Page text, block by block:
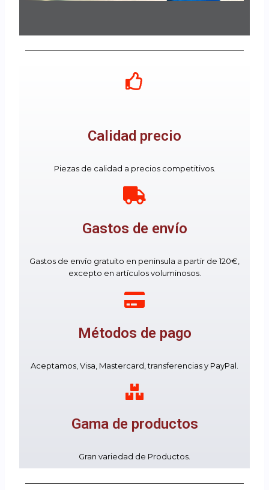
Calidad precio
Piezas de calidad a precios competitivos.
Gastos de envío
Gastos de envío gratuito en peninsula a partir de 120€,
excepto en artículos voluminosos.
Métodos de pago
Aceptamos, Visa, Mastercard, transferencias y PayPal.
Gama de productos
Gran variedad de Productos.